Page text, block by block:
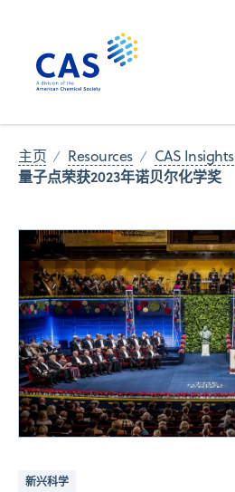
主页 Resources CAS Insights
量子点荣获2023年诺贝尔化学奖
新兴科学